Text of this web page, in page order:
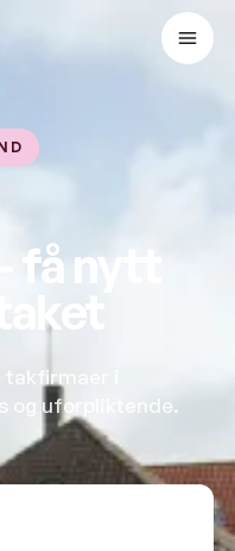
nytt
i
og uforpliktende.